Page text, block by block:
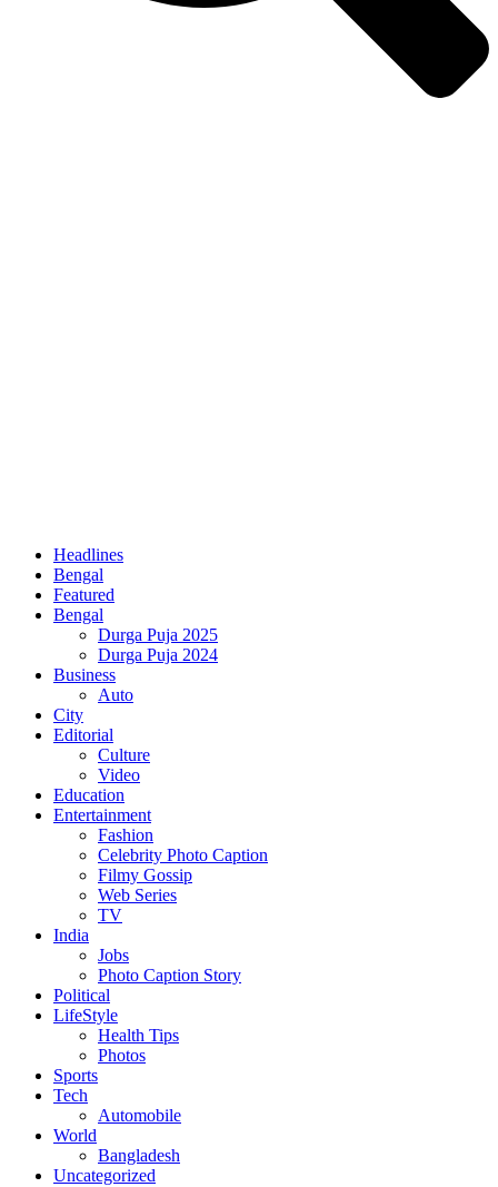
Headlines
Bengal
Featured
Bengal
Durga Puja 2025
Durga Puja 2024
Business
Auto
City
Editorial
Culture
Video
Education
Entertainment
Fashion
Celebrity Photo Caption
Filmy Gossip
Web Series
TV
India
Jobs
Photo Caption Story
Political
LifeStyle
Health Tips
Photos
Sports
Tech
Automobile
World
Bangladesh
Uncategorized